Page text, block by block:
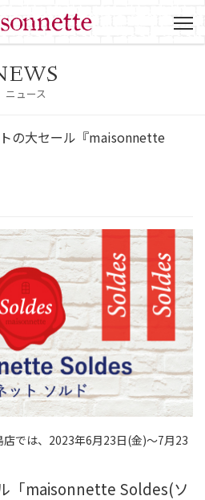
ニュース
の大セール『maisonnette
では、2023年6月23日(金)～7月23
「maisonnette Soldes(ソ